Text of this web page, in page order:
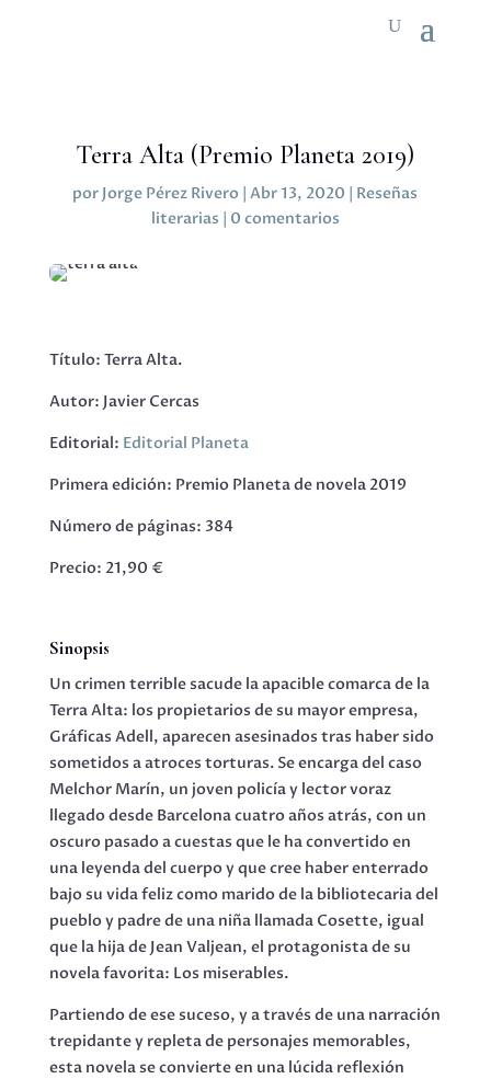
Terra Alta (Premio Planeta 2019)
por Jorge Pérez Rivero |Abr 13, 2020 | Reseñas
literarias | 0 comentarios
Título: Terra Alta.
Autor: Javier Cercas
Editorial: Editorial Planeta
Primera edición: Premio Planeta de novela 2019
Número de páginas: 384
Precio: 21,90 €
Sinopsis
Un crimen terrible sacude la apacible comarca de la
Terra Alta: los propietarios de su mayor empresa,
Gráficas Adell, aparecen asesinados tras haber sido
sometidos a atroces torturas. Se encarga del caso
Melchor Marín, un joven policía y lector voraz
llegado desde Barcelona cuatro años atrás, con un
oscuro pasado a cuestas que le ha convertido en
una leyenda del cuerpo y que cree haber enterrado
bajo su vida feliz como marido de la bibliotecaria del
pueblo y padre de una niña llamada Cosette, igual
que la hija de Jean Valjean, el protagonista de su
novela favorita: Los miserables.
Partiendo de ese suceso, y a través de una narración
trepidante y repleta de personajes memorables,
esta novela se convierte en una lúcida reflexión